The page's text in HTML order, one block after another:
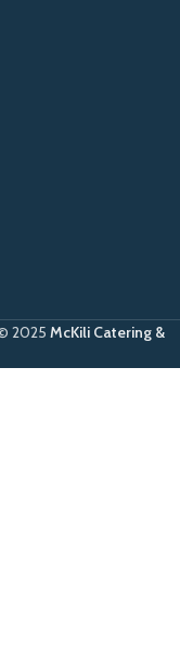
2025 McKili Catering &